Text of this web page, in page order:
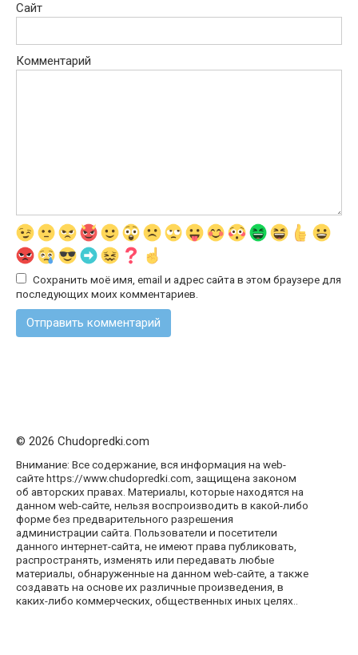
Сайт
Комментарий
Сохранить моё имя, email и адрес сайта в этом браузере для
последующих моих комментариев.
© 2026 Chudopredki.com
Внимание: Все содержание, вся информация на web-
сайте https://www.chudopredki.com, защищена законом
об авторских правах. Материалы, которые находятся на
данном web-сайте, нельзя воспроизводить в какой-либо
форме без предварительного разрешения
администрации сайта. Пользователи и посетители
данного интернет-сайта, не имеют права публиковать,
распространять, изменять или передавать любые
материалы, обнаруженные на данном web-сайте, а также
создавать на основе их различные произведения, в
каких-либо коммерческих, общественных иных целях..